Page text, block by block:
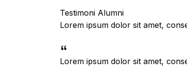
Testimoni Alumni
Lorem ipsum dolor sit amet,
Lorem ipsum dolor sit amet,